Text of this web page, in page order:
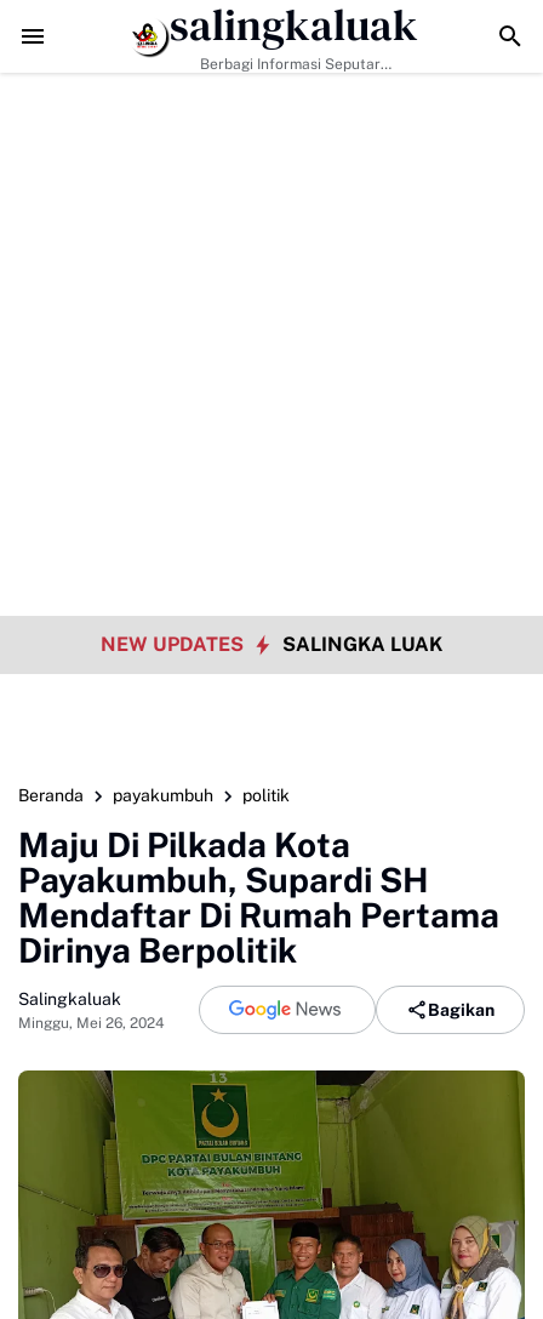
TMMD ke-129 Tak Hanya Bangun Jalan, Bekali Warga Buluh Kasok
salingkaluak
Berbagi Informasi Seputar
NEW UPDATES SALINGKA LUAK
Beranda payakumbuh politik
Maju Di Pilkada Kota
Payakumbuh, Supardi SH
Mendaftar Di Rumah Pertama
Dirinya Berpolitik
Salingkaluak
Minggu, Mei 26, 2024
Bagikan